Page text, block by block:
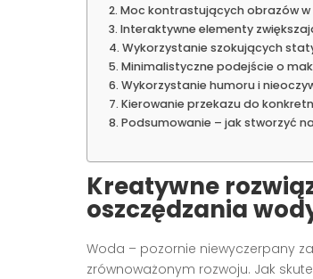
Moc kontrastujących obrazów
Interaktywne elementy
Wykorzystanie szokujących
Minimalistyczne podejście o
Wykorzystanie humoru i
Kierowanie przekazu do
Podsumowanie – jak stworzyć
Kreatywne
oszczędzania
Woda – pozornie niewyczerpany
zrównoważonym rozwoju. Jak